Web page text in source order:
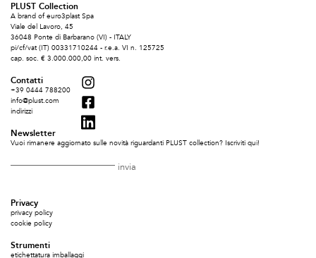
PLUST Collection
A brand of euro3plast Spa
Viale del Lavoro, 45
36048 Ponte di Barbarano (VI) - ITALY
pi/cf/vat (IT) 00331710244 - r.e.a. VI n. 125725
cap. soc. € 3.000.000,00 int. vers.
Contatti
+39 0444 788200
info@plust.com
indirizzi
Newsletter
Vuoi rimanere aggiornato sulle novità riguardanti PLUST collection? Iscriviti qui!
Privacy
privacy policy
cookie policy
Strumenti
etichettatura imballaggi